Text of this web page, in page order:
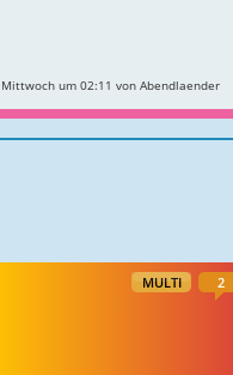
Mittwoch um 02:11 von Abendlaender
MULTI 2